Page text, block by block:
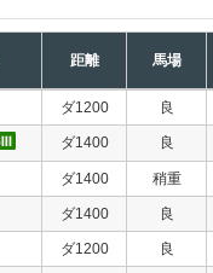
距離 馬場
ダ1200 良
ダ1400 良
ダ1400 稍重
ダ1400 良
ダ1200 良